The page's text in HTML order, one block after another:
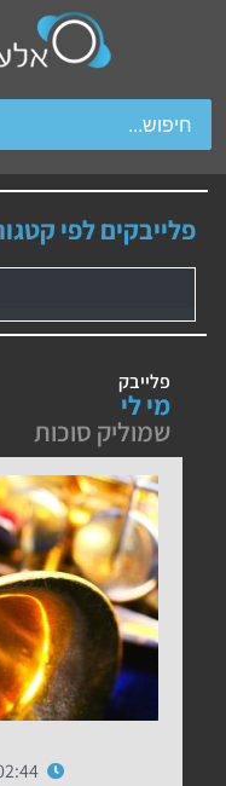
with swipe gestures.
פלייבקים לפי
פלייבק
מי לי
שמוליק סוכות